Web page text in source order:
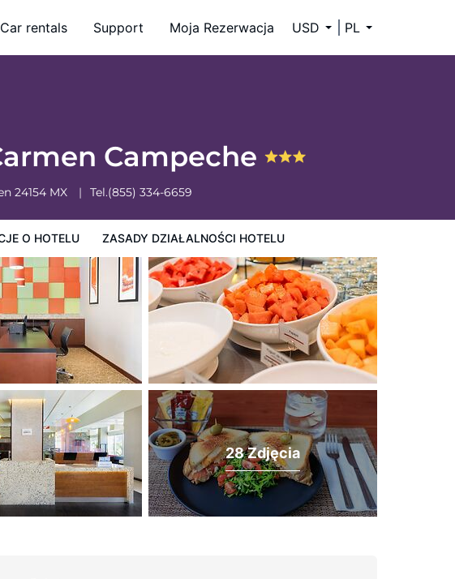
Car rentals Support Moja Rezerwacja USD PL
Campeche
24154 MX Tel.(855) 334-6659
O HOTELU ZASADY DZIAŁALNOŚCI HOTELU
28 Zdjęcia